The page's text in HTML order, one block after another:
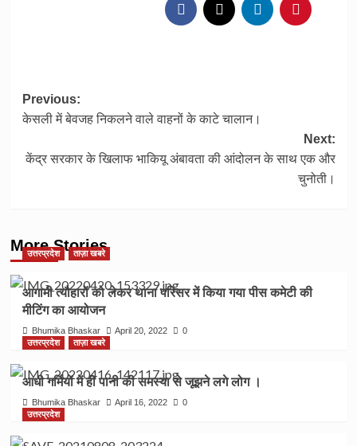
Post
navigation
Previous:
केसली में बेवजह निकलने वाले वाहनों के काटे चालान।
Next:
केंद्र सरकार के खिलाफ भाकियू अंबावता की आंदोलन के साथ एक और
चुनोती।
More Stories
उत्तरप्रदेश ताज़ा खबरे
आगामी त्यौहारों को‌ लेकर थाना‌ परिसर में किया गया पीस कमेटी की
मीटिंग का आयोजन
Bhumika Bhaskar April 20, 2022
0
उत्तरप्रदेश
ताज़ा खबरे
आधी गर्मियों में ही पानी की समस्या से जूझने लगे लोग ।
Bhumika Bhaskar April 16, 2022
0
उत्तरप्रदेश